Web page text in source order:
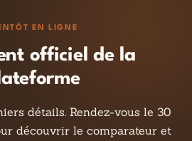
EN LIGNE
officiel de la
détails. Rendez-vous le 30
découvrir le comparateur et